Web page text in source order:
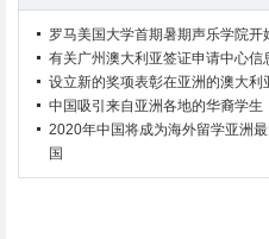
罗马美国大学首期暑期声乐学院开
有关广州澳大利亚签证申请中心信
设立新的奖项表彰在亚洲的澳大利
中国吸引来自亚洲各地的华裔学生
2020年中国将成为海外留学亚洲
国